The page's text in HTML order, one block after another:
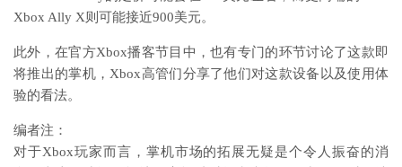
Xbox Ally X则可能接近900美元。
此外，在官方Xbox播客节目中，也有专门的环节讨论了这款即
将推出的掌机，Xbox高管们分享了他们对这款设备以及使用体
验的看法。
编者注：
对于Xbox玩家而言，掌机市场的拓展无疑是个令人振奋的消